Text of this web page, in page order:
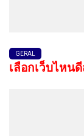
GERAL
เลือกเว็บไหน